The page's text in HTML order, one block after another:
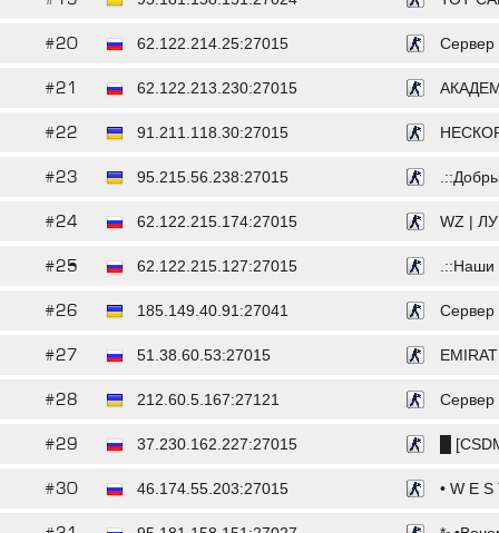
#20 62.122.214.25:27015 Сервер
#21 62.122.213.230:27015
#22 91.211.118.30:27015
#23 95.215.56.238:27015
#24 62.122.215.174:27015 WZ |
#25 62.122.215.127:27015 .::Наши
#26 185.149.40.91:27041 Сервер
#27 51.38.60.53:27015
#28 212.60.5.167:27121 Сервер
#29 37.230.162.227:27015 █
#30 46.174.55.203:27015 • W E S